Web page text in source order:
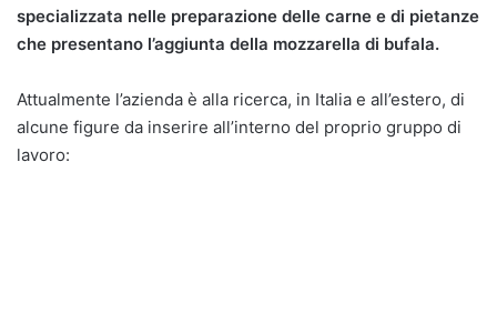
specializzata nelle preparazione delle carne e di pietanze
che presentano l’aggiunta della mozzarella di bufala.
Attualmente l’azienda è alla ricerca, in Italia e all’estero, di
alcune figure da inserire all’interno del proprio gruppo di
lavoro: